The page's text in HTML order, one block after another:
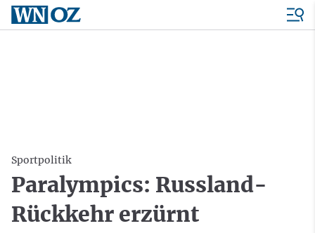
Sportpolitik
Paralympics: Russland-
Rückkehr erzürnt